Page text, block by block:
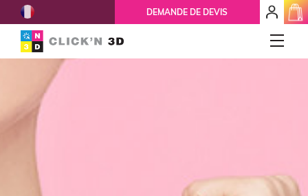
DEMANDE DE DEVIS
mon
espace
client
Qui-sommes-nous ?
IMPRESSIONS 3D
French